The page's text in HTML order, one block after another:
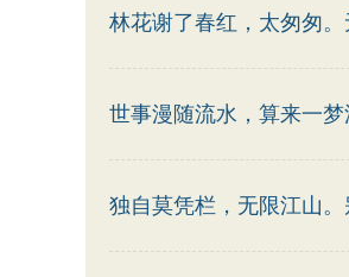
卢照邻
陈子昂 周
林花谢了春红，太匆匆。
世事漫随流水，算来一梦
独自莫凭栏，无限江山。